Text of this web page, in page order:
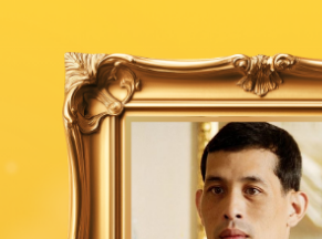
ษะวิชาชีพ